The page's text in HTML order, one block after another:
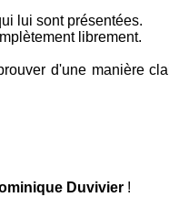
lui sont présentées.
librement.
d'une manière
Duvivier !